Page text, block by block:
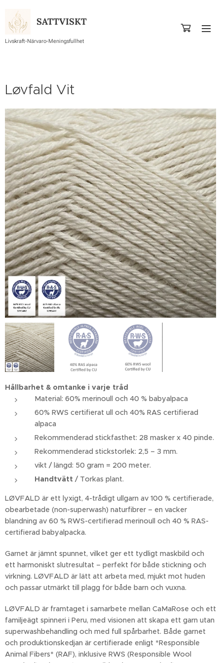
SATTVISKT
Livskraft-Närvaro-Meningsfullhet
Løvfald Vit
Hållbarhet & omtanke i varje tråd
Material: 60% merinoull och 40 % babyalpaca
60% RWS certifierat ull och 40% RAS certifierad
alpaca
Rekommenderad stickfasthet: 28 masker x 40 pinde.
Rekommenderad stickstorlek: 2,5 – 3 mm.
vikt / längd: 50 gram = 200 meter.
Handtvätt / Torkas plant.
LØVFALD är ett lyxigt, 4-trådigt ullgarn av 100 % certifierade,
obearbetade (non-superwash) naturfibrer – en vacker
blandning av 60 % RWS-certifierad merinoull och 40 % RAS-
certifierad babyalpacka.
Garnet är jämnt spunnet, vilket ger ett tydligt maskbild och
ett harmoniskt slutresultat – perfekt för både stickning och
virkning. LØVFALD är lätt att arbeta med, mjukt mot huden
och passar utmärkt till plagg för både barn och vuxna.
LØVFALD är framtaget i samarbete mellan CaMaRose och ett
familjeägt spinneri i Peru, med visionen att skapa ett garn utan
superwashbehandling och med full spårbarhet. Både garnet
och produktionskedjan är certifierade enligt *Responsible
Animal Fibers* (RAF), inklusive RWS (Responsible Wool